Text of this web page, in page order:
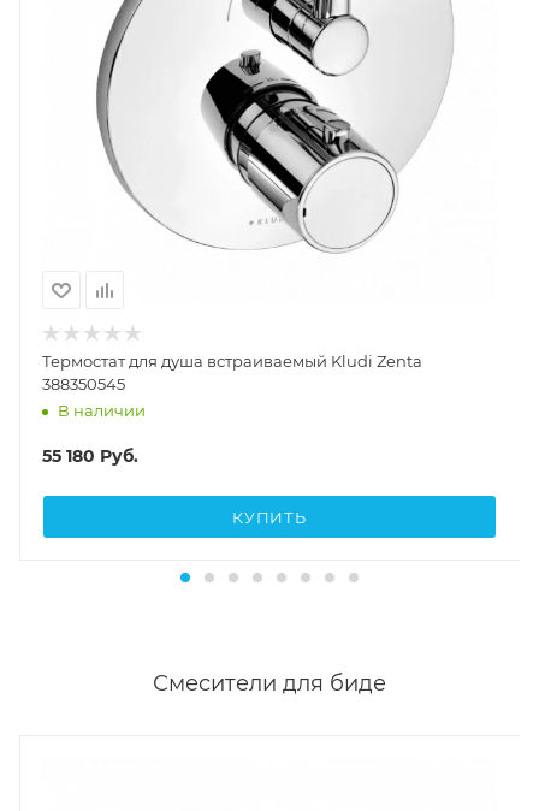
Термостат для душа встраиваемый Kludi Zenta
388350545
В наличии
55 180 Руб.
КУПИТЬ
Смесители для биде